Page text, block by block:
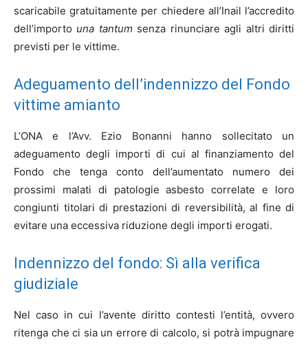
scaricabile gratuitamente per chiedere all’Inail l’accredito
dell’importo una tantumsenza rinunciare agli altri diritti
previsti per le vittime.
Adeguamento dell’indennizzo del Fondo
vittime amianto
L’ONA e l’Avv. Ezio Bonanni hanno sollecitato un
adeguamento degli importi di cui al finanziamento del
Fondo che tenga conto dell’aumentato numero dei
prossimi malati di patologie asbesto correlate e loro
congiunti titolari di prestazioni di reversibilità, al fine di
evitare una eccessiva riduzione degli importi erogati.
Indennizzo del fondo: Sì alla verifica
giudiziale
Nel caso in cui l’avente diritto contesti l’entità, ovvero
ritenga che ci sia un errore di calcolo, si potrà impugnare